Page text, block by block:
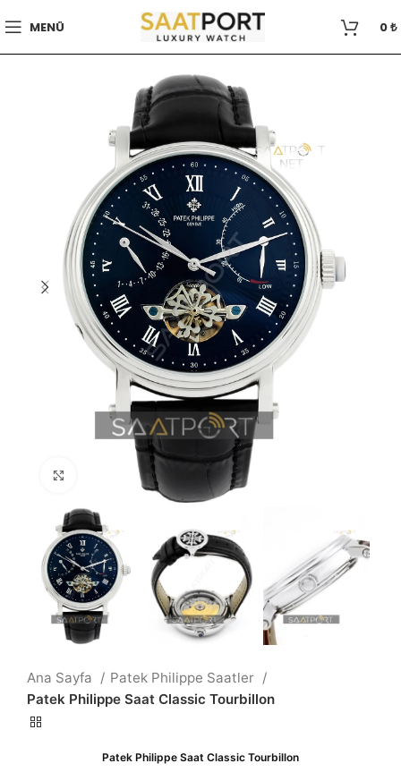
MENÜ 0₺
Büyütmek için tıklayın
Ana Sayfa
Patek Philippe Saatler
Patek Philippe Saat Classic Tourbillon
Patek Philippe Saat Classic Tourbillon